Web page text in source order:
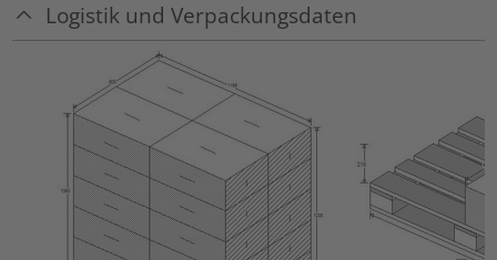
Logistik und Verpackungsdaten